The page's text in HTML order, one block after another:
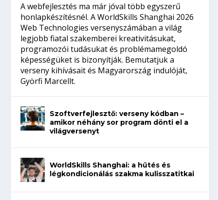
A webfejlesztés ma már jóval több egyszerű
honlapkészítésnél. A WorldSkills Shanghai 2026
Web Technologies versenyszámában a világ
legjobb fiatal szakemberei kreativitásukat,
programozói tudásukat és problémamegoldó
képességüket is bizonyítják. Bemutatjuk a
verseny kihívásait és Magyarország indulóját,
Györfi Marcellt.
Szoftverfejlesztő: verseny kódban –
amikor néhány sor program dönti el a
világversenyt
WorldSkills Shanghai: a hűtés és
légkondicionálás szakma kulisszatitkai